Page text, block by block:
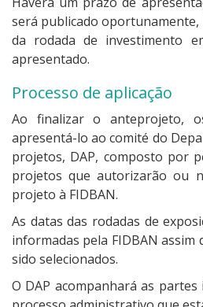
será publicado oportunamente,
da rodada de investimento
apresentado.
Processo de aplicação
Ao finalizar o anteprojeto,
apresentá-lo ao comité do
projetos, DAP, composto por
projetos que autorizarão ou
projeto à FIDBAN.
As datas das rodadas de
informadas pela FIDBAN
sido selecionados.
O DAP acompanhará as